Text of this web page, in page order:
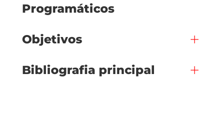
Programáticos
Objetivos
Bibliografia principal